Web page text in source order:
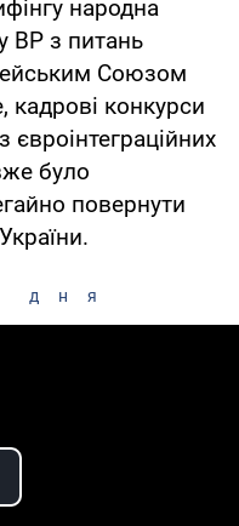
народна
ВР з питань
Союзом
конкурси
євроінтеграційних
було
повернути
дня
Video